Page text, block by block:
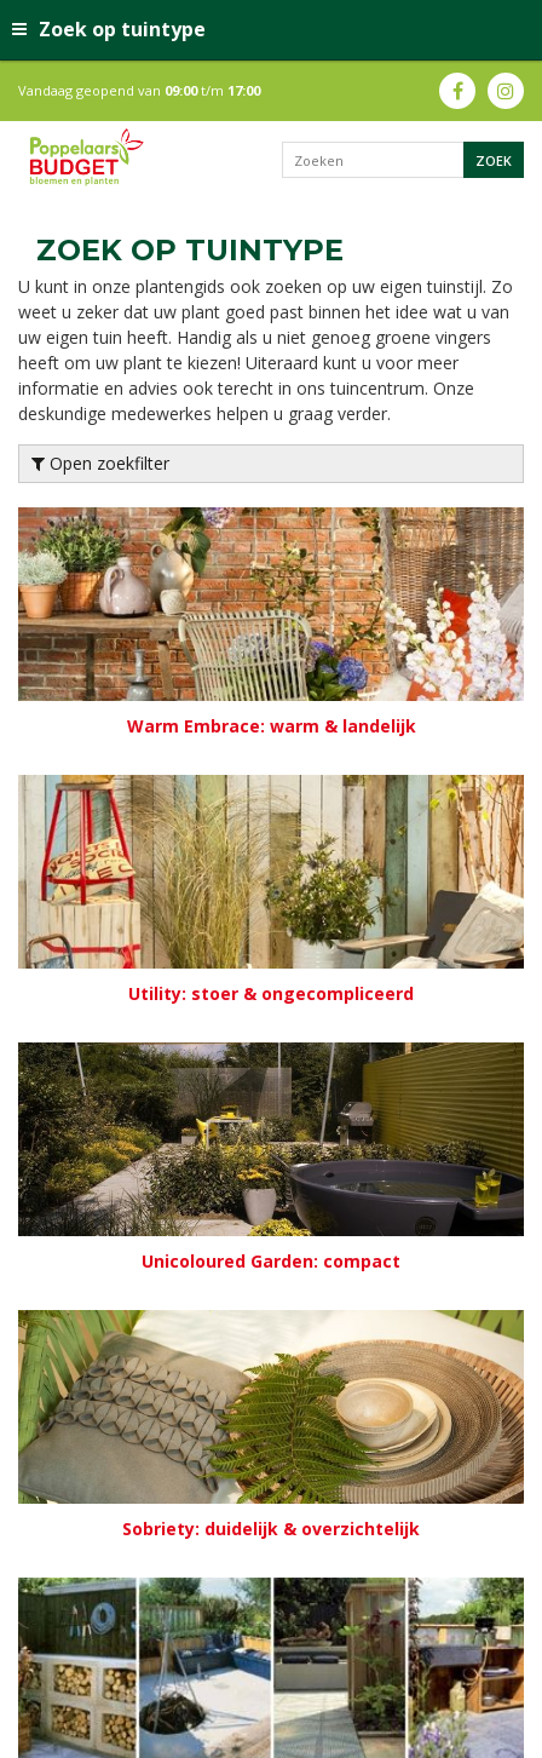
Zoek op tuintype
Vandaag geopend van 09:00t/m 17:00
ZOEK OP TUINTYPE
U kunt in onze plantengids ook zoeken op uw eigen tuinstijl. Zo
weet u zeker dat uw plant goed past binnen het idee wat u van
uw eigen tuin heeft. Handig als u niet genoeg groene vingers
heeft om uw plant te kiezen! Uiteraard kunt u voor meer
informatie en advies ook terecht in ons tuincentrum. Onze
deskundige medewerkes helpen u graag verder.
Open zoekfilter
Warm Embrace: warm & landelijk
Utility: stoer & ongecompliceerd
Unicoloured Garden: compact
Sobriety: duidelijk & overzichtelijk